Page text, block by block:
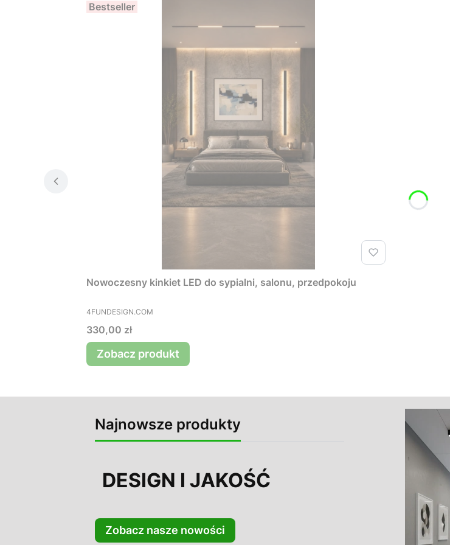
Bestseller
Nowoczesny kinkiet LED do sypialni, salonu, przedpokoju
PRODUCENT
4FUNDESIGN.COM
Cena
330,00 zł
Zobacz produkt
Najnowsze produkty
DESIGN I JAKOŚĆ
Zobacz nasze nowości